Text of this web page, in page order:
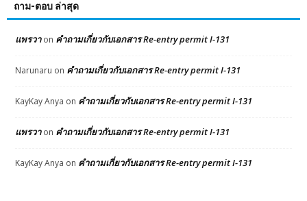
ถาม-ตอบ ล่าสุด
แพรวาon คำถามเกี่ยวกับเอกสาร Re-entry permit I-131
Narunaru on คำถามเกี่ยวกับเอกสาร Re-entry permit I-131
KayKay Anya on คำถามเกี่ยวกับเอกสาร Re-entry permit I-131
แพรวาon คำถามเกี่ยวกับเอกสาร Re-entry permit I-131
KayKay Anya on คำถามเกี่ยวกับเอกสาร Re-entry permit I-131